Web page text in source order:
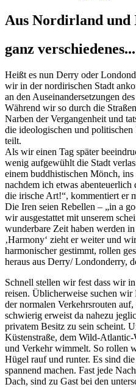
Aus Nordirland und
ganz verschiedenes...
Heißt es nun Derry oder
wir in der nordirischen Stadt
an den Auseinandersetzungen
Während wir so durch die
Narben der Vergangenheit und
die ideologischen und
teilt.
Als wir einen Tag später
wenig aufgewühlt die Stadt
einem buddhistischen Mönch,
nachdem ich etwas abenteuerlich
die irische Art!“, kommentiert er
Die Iren seien Rebellen – „in a
wir ausgestattet mit unserem
wunderbare Zeit haben werden
‚Harmony‘ zieht er weiter und
harmonischer gestimmt, rollen
heraus aus Derry/ Londonderry,
Schnell stellen wir fest dass wir
reisen. Üblicherweise suchen
der normalen Verkehrsrouten
schwierig erweist da nahezu
privatem Besitz zu sein scheint.
Küstenstraße, dem Wild-Atlantic-
und Verkehr wimmelt. So rollen
Hügel rauf und runter. Es sind
spannend machen. Fast jede
Dach, sind zu Gast bei den